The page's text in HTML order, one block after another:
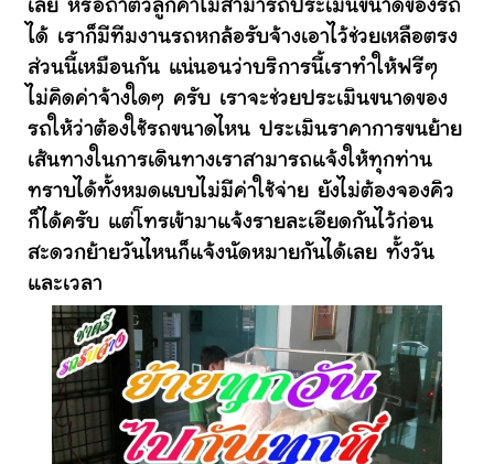
เลย หรือถ้าตัวลูกค้าไม่สามารถประเมินขนาดของรถ
ได้ เราก็มีทีมงานรถหกล้อรับจ้างเอาไว้ช่วยเหลือตรง
ส่วนนี้เหมือนกัน แน่นอนว่าบริการนี้เราทำให้ฟรีๆ
ไม่คิดค่าจ้างใดๆ ครับ เราจะช่วยประเมินขนาดของ
รถให้ว่าต้องใช้รถขนาดไหน ประเมินราคาการขนย้าย
เส้นทางในการเดินทางเราสามารถแจ้งให้ทุกท่าน
ทราบได้ทั้งหมดแบบไม่มีค่าใช้จ่าย ยังไม่ต้องจองคิว
ก็ได้ครับ แต่โทรเข้ามาแจ้งรายละเอียดกันไว้ก่อน
สะดวกย้ายวันไหนก็แจ้งนัดหมายกันได้เลย ทั้งวัน
และเวลา